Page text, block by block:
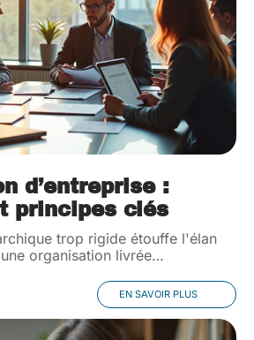
d’entreprise :
principes clés
trop rigide étouffe l'élan
organisation livrée…
EN SAVOIR PLUS